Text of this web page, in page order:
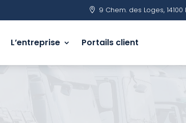
 9 Chem. des Loges,
L’entreprise Portails client